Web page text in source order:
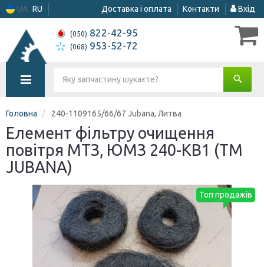
UA RU Доставка і оплата Контакти Вхід
(050) 822-42-95
(068) 953-52-72
Головна 240-1109165/66/67 Jubana, Литва
Елемент фільтру очищення
повітря МТЗ, ЮМЗ 240-КВ1 (ТМ
JUBANA)
Топ продажів